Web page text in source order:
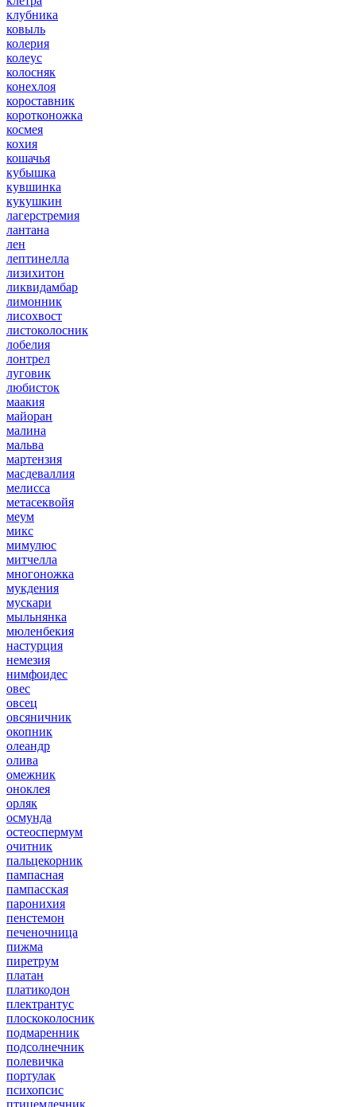
клубника
ковыль
колерия
колеус
колосняк
конехлоя
короставник
коротконожка
космея
кохия
кошачья
кубышка
кувшинка
кукушкин
лагерстремия
лантана
лен
лептинелла
лизихитон
ликвидамбар
лимонник
лисохвост
листоколосник
лобелия
лонтрел
луговик
любисток
маакия
майоран
малина
мальва
мартензия
масдеваллия
мелисса
метасеквойя
меум
микс
мимулюс
митчелла
многоножка
мукдения
мускари
мыльнянка
мюленбекия
настурция
немезия
нимфоидес
овес
овсец
овсяничник
окопник
олеандр
олива
омежник
оноклея
орляк
осмунда
остеоспермум
очитник
пальцекорник
пампасная
пампасская
паронихия
пенстемон
печеночница
пижма
пиретрум
платан
платикодон
плектрантус
плоскоколосник
подмаренник
подсолнечник
полевичка
портулак
психопсис
птицемлечник